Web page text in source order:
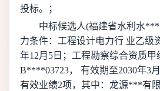
投标。；
中标候选人(福建省水利水***
力条件：工程设计电力行 业乙级
年12月5日；工程勘察综合资质甲
B****03723， 有效期至2030年3
有效业绩2项，其中：龙源***有